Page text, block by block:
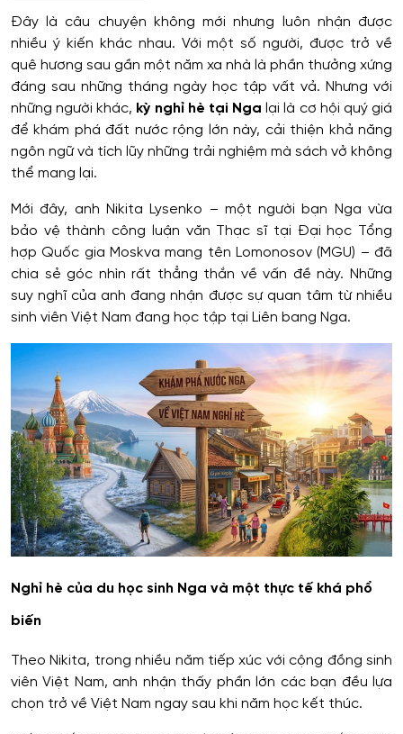
Đây là câu chuyện không mới nhưng luôn nhận được
nhiều ý kiến khác nhau. Với một số người, được trở về
quê hương sau gần một năm xa nhà là phần thưởng xứng
đáng sau những tháng ngày học tập vất vả. Nhưng với
những người khác, kỳ nghỉ hè tại Nga lại là cơ hội quý giá
để khám phá đất nước rộng lớn này, cải thiện khả năng
ngôn ngữ và tích lũy những trải nghiệm mà sách vở không
thể mang lại.
Mới đây, anh Nikita Lysenko – một người bạn Nga vừa
bảo vệ thành công luận văn Thạc sĩ tại Đại học Tổng
hợp Quốc gia Moskva mang tên Lomonosov (MGU) – đã
chia sẻ góc nhìn rất thẳng thắn về vấn đề này. Những
suy nghĩ của anh đang nhận được sự quan tâm từ nhiều
sinh viên Việt Nam đang học tập tại Liên bang Nga.
Nghỉ hè của du học sinh Nga và một thực tế khá phổ
biến
Theo Nikita, trong nhiều năm tiếp xúc với cộng đồng sinh
viên Việt Nam, anh nhận thấy phần lớn các bạn đều lựa
chọn trở về Việt Nam ngay sau khi năm học kết thúc.